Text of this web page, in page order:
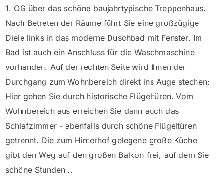
1. OG über das schöne baujahrtypische Treppenhaus.
Nach Betreten der Räume führt Sie eine großzügige
Diele links in das moderne Duschbad mit Fenster. Im
Bad ist auch ein Anschluss für die Waschmaschine
vorhanden. Auf der rechten Seite wird Ihnen der
Durchgang zum Wohnbereich direkt ins Auge stechen:
Hier gehen Sie durch historische Flügeltüren. Vom
Wohnbereich aus erreichen Sie dann auch das
Schlafzimmer - ebenfalls durch schöne Flügeltüren
getrennt. Die zum Hinterhof gelegene große Küche
gibt den Weg auf den großen Balkon frei, auf dem Sie
schöne Stunden...